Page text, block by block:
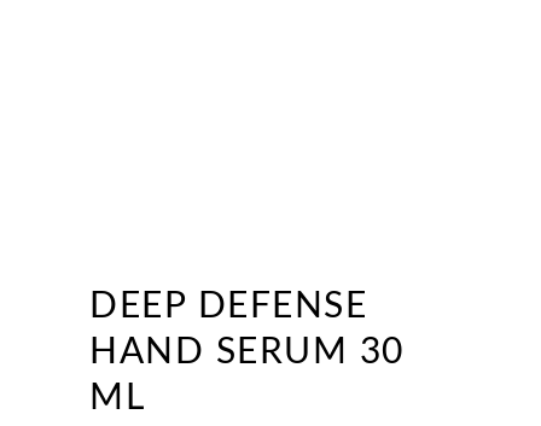
DEEP DEFENSE
HAND SERUM 30
ML